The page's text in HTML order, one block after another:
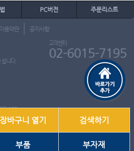
PC버전 주문리스트
이용약관 공지사항
니다.
고객센터
02-6015-7195
길 126
영은전화02-6015-7195
Reserved.
장바구니 열기 검색하기
부품 부자재